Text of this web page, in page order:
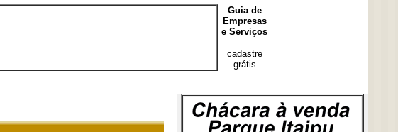
Guia de
Empresas
e Serviços
cadastre
grátis